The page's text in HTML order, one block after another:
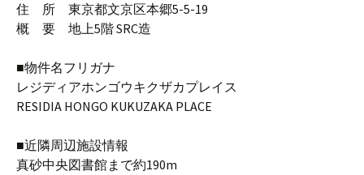
住 所 東京都文京区本郷5-5-19
概 要 地上5階 SRC造
■物件名フリガナ
レジディアホンゴウキクザカプレイス
RESIDIA HONGO KUKUZAKA PLACE
■近隣周辺施設情報
真砂中央図書館まで約190m